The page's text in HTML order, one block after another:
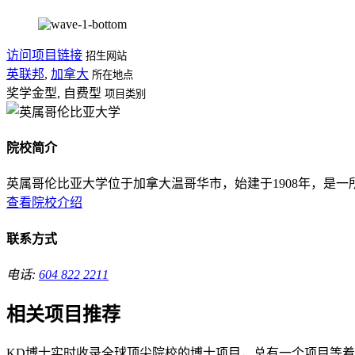
访问项目链接 招生网站
英联邦, 加拿大 所在地点
奖学金型, 自费型 项目类别
院校简介
英属哥伦比亚大学位于加拿大温哥华市，始建于1908年，是一
查看院校介绍
联系方式
电话: 604 822 2211
相关项目推荐